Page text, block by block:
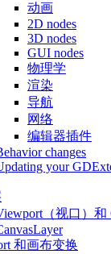
动画
2D nodes
3D nodes
GUI nodes
物理学
渲染
导航
网络
编辑器插件
changes
your
（视口）和
和画布变换